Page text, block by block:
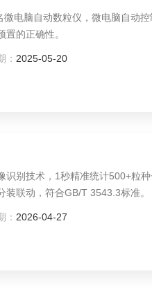
微电脑自动数粒仪，微电脑自动
的正确性。
： 2025-05-20
识别技术，1秒精准统计500+粒
联动，符合GB/T 3543.3标准。
： 2026-04-27